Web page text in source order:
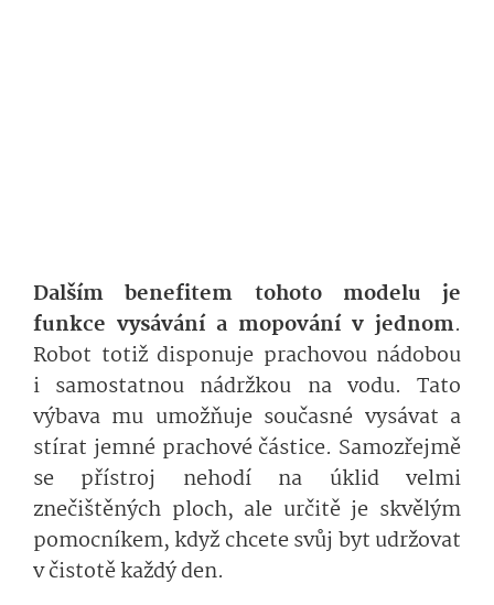
Dalším benefitem tohoto modelu je
funkce vysávání a mopování v jednom.
Robot totiž disponuje prachovou nádobou
i samostatnou nádržkou na vodu. Tato
výbava mu umožňuje současné vysávat a
stírat jemné prachové částice. Samozřejmě
se přístroj nehodí na úklid velmi
znečištěných ploch, ale určitě je skvělým
pomocníkem, když chcete svůj byt udržovat
v čistotě každý den.